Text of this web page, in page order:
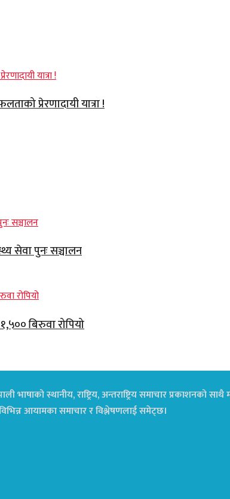
प्रेरणादायी यात्रा !
सेवा पुनः सञ्चालन
बिरुवा रोपियो
भाषाको स्थानीय, राष्ट्रिय, अन्तराष्ट्रिय समाचार प्रकाशनको
आयामका समाचार र विश्लेषणलाई समेट्छ।